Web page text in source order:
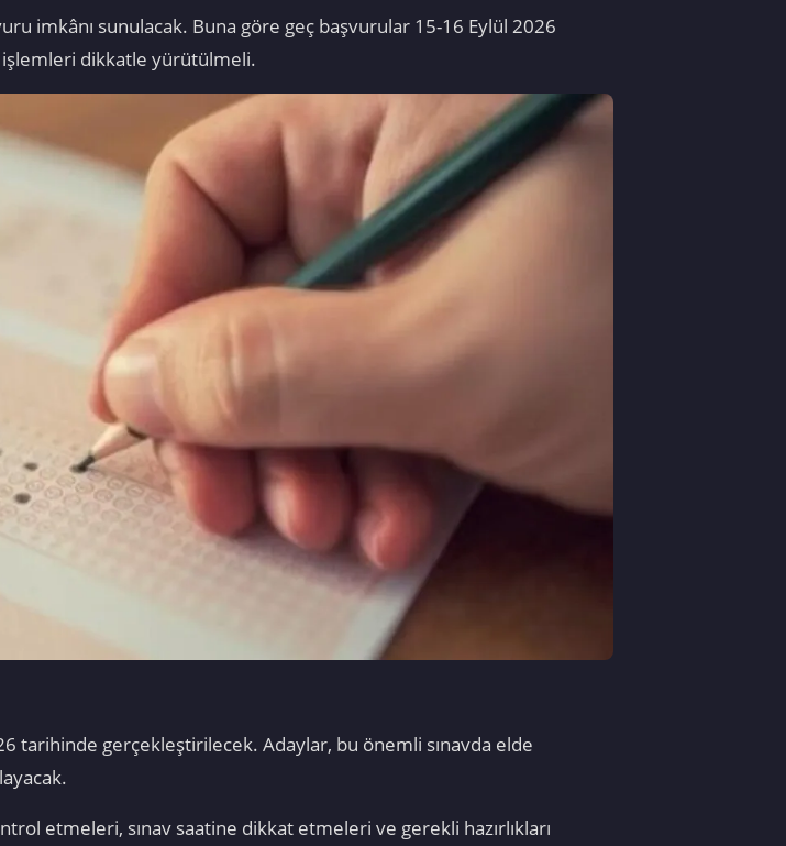
imkânı sunulacak. Buna göre geç başvurular 15-16 Eylül 2026
dikkatle yürütülmeli.
tarihinde gerçekleştirilecek. Adaylar, bu önemli sınavda elde
etmeleri, sınav saatine dikkat etmeleri ve gerekli hazırlıkları